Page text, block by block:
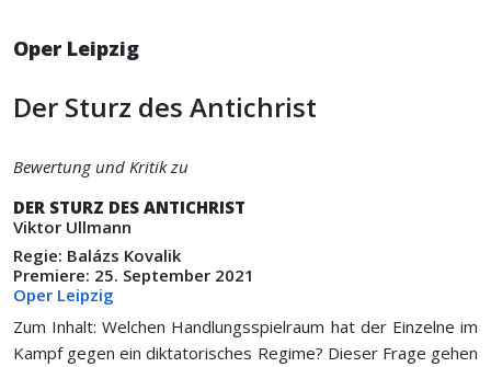
Oper Leipzig
Der Sturz des Antichrist
Bewertung und Kritik zu
DER STURZ DES ANTICHRIST
Viktor Ullmann
Regie: Balázs Kovalik
Premiere: 25. September 2021
Oper Leipzig
Zum Inhalt: Welchen Handlungsspielraum hat der Einzelne im
Kampf gegen ein diktatorisches Regime? Dieser Frage gehen